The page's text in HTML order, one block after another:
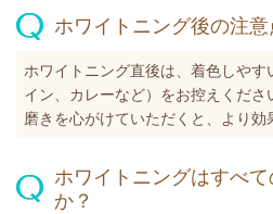
ホワイトニング後の注
ホワイトニング直後は、着色しやす
イン、カレーなど）をお控えくだ
磨きを心がけていただくと、より効
ホワイトニングはすべ
か？